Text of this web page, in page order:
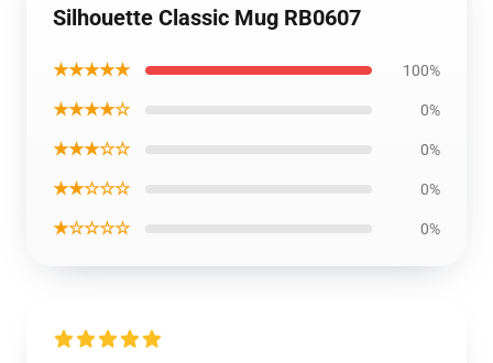
Silhouette Classic Mug RB0607
★★★★★ 100%
★★★★☆ 0%
★★★☆☆ 0%
★★☆☆☆ 0%
★☆☆☆☆ 0%